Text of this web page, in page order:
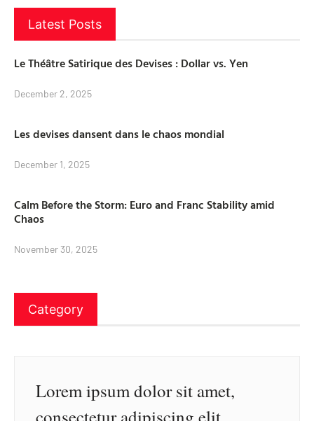
Latest Posts
Le Théâtre Satirique des Devises : Dollar vs. Yen
December 2, 2025
Les devises dansent dans le chaos mondial
December 1, 2025
Calm Before the Storm: Euro and Franc Stability amid
Chaos
November 30, 2025
Category
Lorem ipsum dolor sit amet,
consectetur adipiscing elit